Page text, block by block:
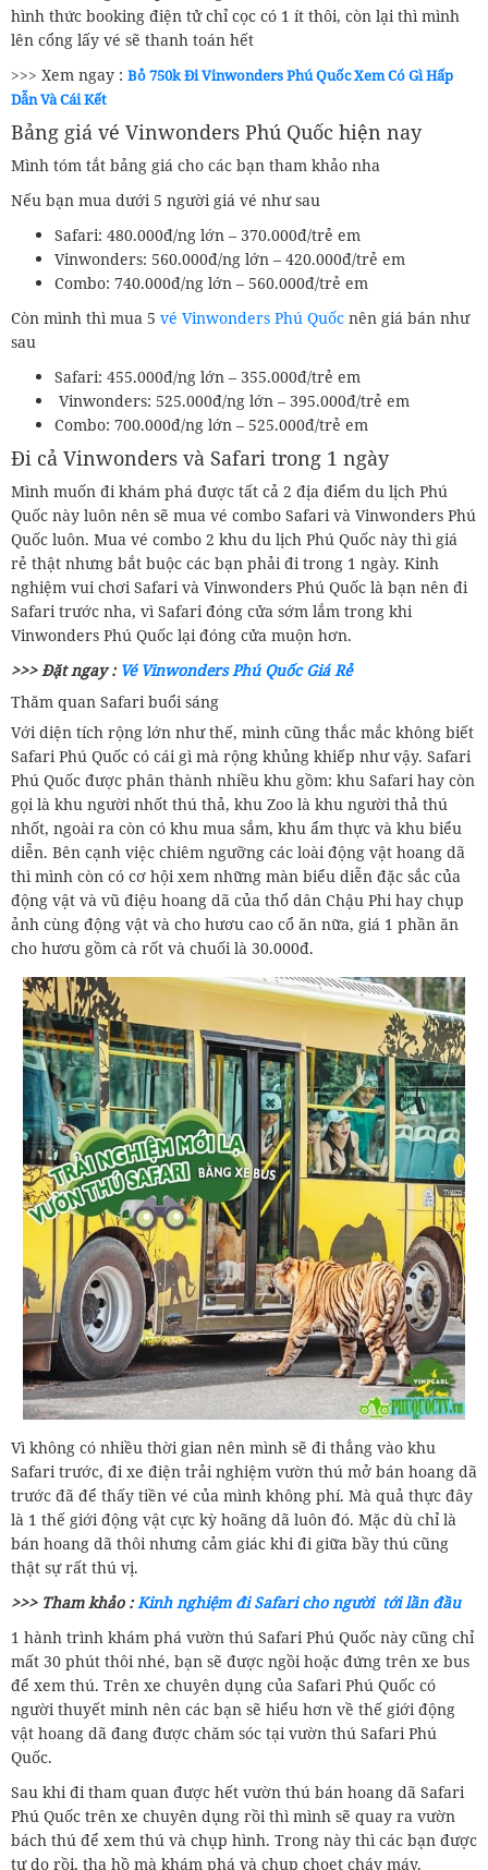
hình thức booking điện tử chỉ cọc có 1 ít thôi, còn lại thì mình
lên cổng lấy vé sẽ thanh toán hết
>>> Xem ngay : Bỏ 750k Đi Vinwonders Phú Quốc Xem Có Gì Hấp
Dẫn Và Cái Kết
Bảng giá vé Vinwonders Phú Quốc hiện nay
Mình tóm tắt bảng giá cho các bạn tham khảo nha
Nếu bạn mua dưới 5 người giá vé như sau
Safari: 480.000đ/ng lớn – 370.000đ/trẻ em
Vinwonders: 560.000đ/ng lớn – 420.000đ/trẻ em
Combo: 740.000đ/ng lớn – 560.000đ/trẻ em
Còn mình thì mua 5 vé Vinwonders Phú Quốc nên giá bán như
sau
Safari: 455.000đ/ng lớn – 355.000đ/trẻ em
Vinwonders: 525.000đ/ng lớn – 395.000đ/trẻ em
Combo: 700.000đ/ng lớn – 525.000đ/trẻ em
Đi cả Vinwonders và Safari trong 1 ngày
Mình muốn đi khám phá được tất cả 2 địa điểm du lịch Phú
Quốc này luôn nên sẽ mua vé combo Safari và Vinwonders Phú
Quốc luôn. Mua vé combo 2 khu du lịch Phú Quốc này thì giá
rẻ thật nhưng bắt buộc các bạn phải đi trong 1 ngày. Kinh
nghiệm vui chơi Safari và Vinwonders Phú Quốc là bạn nên đi
Safari trước nha, vì Safari đóng cửa sớm lắm trong khi
Vinwonders Phú Quốc lại đóng cửa muộn hơn.
>>> Đặt ngay : Vé Vinwonders Phú Quốc Giá Rẻ
Thăm quan Safari buổi sáng
Với diện tích rộng lớn như thế, mình cũng thắc mắc không biết
Safari Phú Quốc có cái gì mà rộng khủng khiếp như vậy. Safari
Phú Quốc được phân thành nhiều khu gồm: khu Safari hay còn
gọi là khu người nhốt thú thả, khu Zoo là khu người thả thú
nhốt, ngoài ra còn có khu mua sắm, khu ẩm thực và khu biểu
diễn. Bên cạnh việc chiêm ngưỡng các loài động vật hoang dã
thì mình còn có cơ hội xem những màn biểu diễn đặc sắc của
động vật và vũ điệu hoang dã của thổ dân Chậu Phi hay chụp
ảnh cùng động vật và cho hươu cao cổ ăn nữa, giá 1 phần ăn
cho hươu gồm cà rốt và chuối là 30.000đ.
Vì không có nhiều thời gian nên mình sẽ đi thẳng vào khu
Safari trước, đi xe điện trải nghiệm vườn thú mở bán hoang dã
trước đã để thấy tiền vé của mình không phí. Mà quả thực đây
là 1 thế giới động vật cực kỳ hoãng dã luôn đó. Mặc dù chỉ là
bán hoang dã thôi nhưng cảm giác khi đi giữa bầy thú cũng
thật sự rất thú vị.
>>> Tham khảo :Kinh nghiệm đi Safari cho người tới lần đầu
1 hành trình khám phá vườn thú Safari Phú Quốc này cũng chỉ
mất 30 phút thôi nhé, bạn sẽ được ngồi hoặc đứng trên xe bus
để xem thú. Trên xe chuyên dụng của Safari Phú Quốc có
người thuyết minh nên các bạn sẽ hiểu hơn về thế giới động
vật hoang dã đang được chăm sóc tại vườn thú Safari Phú
Quốc.
Sau khi đi tham quan được hết vườn thú bán hoang dã Safari
Phú Quốc trên xe chuyên dụng rồi thì mình sẽ quay ra vườn
bách thú để xem thú và chụp hình. Trong này thì các bạn được
tự do rồi, tha hồ mà khám phá và chụp choẹt cháy máy.